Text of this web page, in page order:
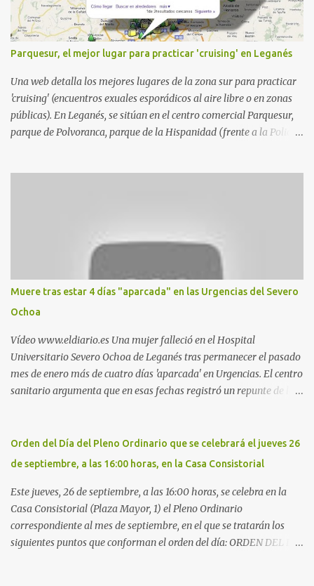
s
Parquesur, el mejor lugar para practicar 'cruising' en Leganés
Una web detalla los mejores lugares de la zona sur para practicar
'cruising' (encuentros exuales esporádicos al aire libre o en zonas
públicas). En Leganés, se sitúan en el centro comercial Parquesur,
parque de Polvoranca, parque de la Hispanidad (frente a la Policía
estadio municipal de Butarque) y caminos entre el estadio y Plaza
Nueva. Otro lugar: Escombrera de Polvoranca, entre Leganés y
Móstoles También en el parque de la Hispanidad, situado frente a
la Policía Local de Leganés de la calle Chile, 1, y junto al
cementerio de Butarque". Más información
Muere tras estar 4 días "aparcada" en las Urgencias del Severo
Ochoa
Vídeo www.eldiario.es Una mujer falleció en el Hospital
Universitario Severo Ochoa de Leganés tras permanecer el pasado
mes de enero más de cuatro días 'aparcada' en Urgencias. El centro
sanitario argumenta que en esas fechas registró un repunte de las
arritmia y agravamiento de su dolencia por culpa de un resfriado.
Por ello, la ingresaron a finales del año pasado en el Hospital
cama, en el pasillo, sin mantas y sin poder descansar. Su hija, que
ha denunciado el caso y que grabó un vídeo de la situación
extrema, aseguró que los pasillos estaban repletos de enfermos y
que faltaban médicos por las vacaciones de Navidad, además de
Orden del Día del Pleno Ordinario que se celebrará el jueves 26
de septiembre, a las 16:00 horas, en la Casa Consistorial
Este jueves, 26 de septiembre, a las 16:00 horas, se celebra en la
Casa Consistorial (Plaza Mayor, 1) el Pleno Ordinario
correspondiente al mes de septiembre, en el que se tratarán los
siguientes puntos que conforman el orden del día: ORDEN DEL DÍA